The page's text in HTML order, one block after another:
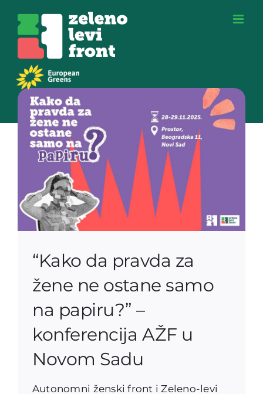
content
“Kako da pravda za
žene ne ostane samo
na papiru?” –
konferencija AŽF u
Novom Sadu
Autonomni ženski front i Zeleno-levi